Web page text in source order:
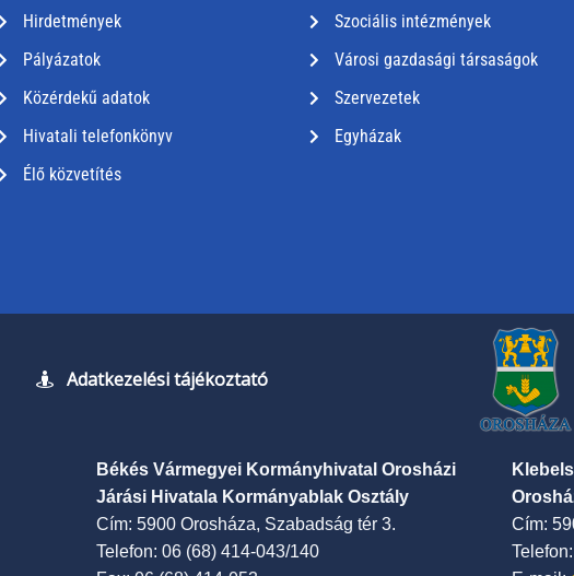
Hirdetmények
Pályázatok
Közérdekű adatok
Hivatali telefonkönyv
Élő közvetítés
Szociális intézmények
Városi gazdasági társaságok
Szervezetek
Egyházak
Adatkezelési tájékoztató
Békés Vármegyei Kormányhivatal Orosházi
Járási Hivatala Kormányablak Osztály
Cím: 5900 Orosháza, Szabadság tér 3.
Telefon: 06 (68) 414-043/140
Cím: